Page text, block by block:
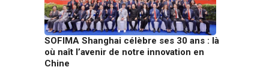
SOFIMA Shanghai célèbre ses 30 ans : là
où naît l’avenir de notre innovation en
Chine